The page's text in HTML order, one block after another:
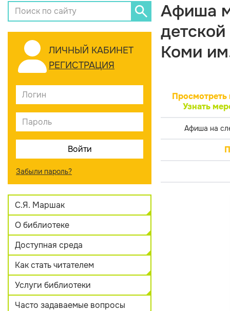
ЛИЧНЫЙ КАБИНЕТ
РЕГИСТРАЦИЯ
Забыли пароль?
С.Я. Маршак
О библиотеке
Доступная среда
Как стать читателем
Услуги библиотеки
Часто задаваемые вопросы
Афиша
Коми
Просмотреть
Узнать
Афиша на